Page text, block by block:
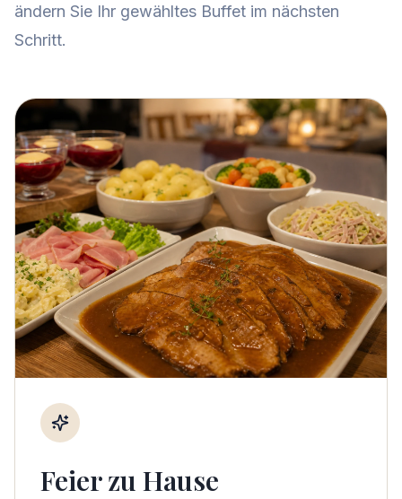
ändern Sie Ihr gewähltes Buffet im nächsten
Schritt.
Feier zu Hause